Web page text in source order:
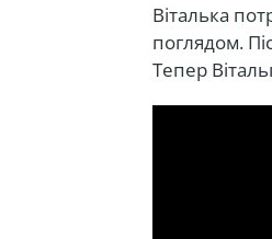
Віталька
поглядом.
Тепер